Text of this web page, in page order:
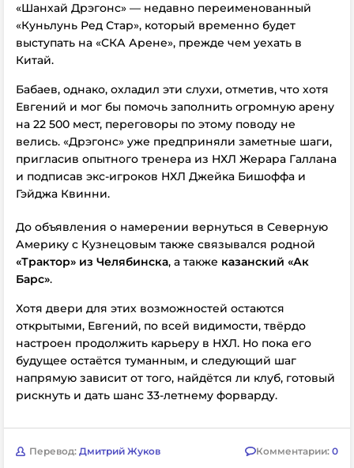
«Шанхай Дрэгонс» — недавно переименованный
«Куньлунь Ред Стар», который временно будет
выступать на «СКА Арене», прежде чем уехать в
Китай.
Бабаев, однако, охладил эти слухи, отметив, что хотя
Евгений и мог бы помочь заполнить огромную арену
на 22 500 мест, переговоры по этому поводу не
велись. «Дрэгонс» уже предприняли заметные шаги,
пригласив опытного тренера из НХЛ Жерара Галлана
и подписав экс-игроков НХЛ Джейка Бишоффа и
Гэйджа Квинни.
До объявления о намерении вернуться в Северную
Америку с Кузнецовым также связывался родной
«Трактор» из Челябинска, а также казанский «Ак
Барс».
Хотя двери для этих возможностей остаются
открытыми, Евгений, по всей видимости, твёрдо
настроен продолжить карьеру в НХЛ. Но пока его
будущее остаётся туманным, и следующий шаг
напрямую зависит от того, найдётся ли клуб, готовый
рискнуть и дать шанс 33-летнему форварду.
Перевод: Дмитрий Жуков Комментарии: 0